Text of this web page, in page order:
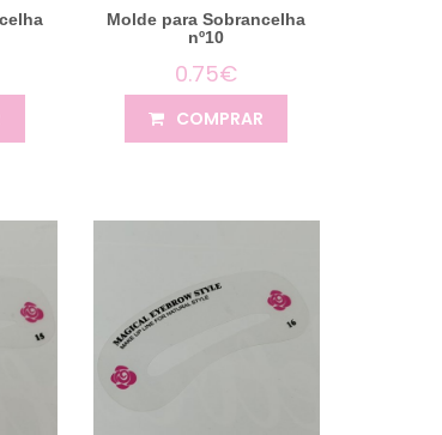
Molde para Sobrancelha
nº10
0.75€
COMPRAR